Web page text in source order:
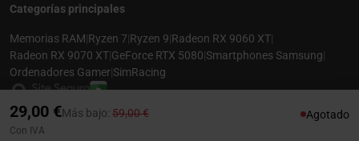
Más bajo: Precio rebajado desde
59,00 €hasta
29,00 € Agotado
Con IVA
Categorías principales
Memorias RAM|Ryzen 7|Ryzen 9|Radeon RX 9060 XT|
Radeon RX 9070 XT|GeForce RTX 5080|Smartphones Samsung|
Ordenadores Gamer|SimRacing